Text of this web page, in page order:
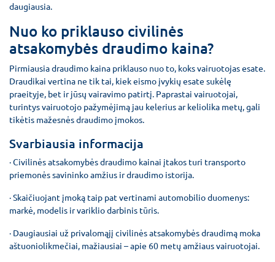
daugiausia.
Nuo ko priklauso civilinės
atsakomybės draudimo kaina?
Pirmiausia draudimo kaina priklauso nuo to, koks vairuotojas esate.
Draudikai vertina ne tik tai, kiek eismo įvykių esate sukėlę
praeityje, bet ir jūsų vairavimo patirtį. Paprastai vairuotojai,
turintys vairuotojo pažymėjimą jau kelerius ar keliolika metų, gali
tikėtis mažesnės draudimo įmokos.
Svarbiausia informacija
· Civilinės atsakomybės draudimo kainai įtakos turi transporto
priemonės savininko amžius ir draudimo istorija.
· Skaičiuojant įmoką taip pat vertinami automobilio duomenys:
markė, modelis ir variklio darbinis tūris.
· Daugiausiai už privalomąjį civilinės atsakomybės draudimą moka
aštuoniolikmečiai, mažiausiai – apie 60 metų amžiaus vairuotojai.